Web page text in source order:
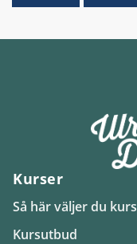
Kurser
Så här väljer du kurs
Kursutbud